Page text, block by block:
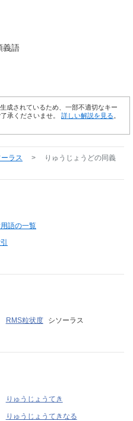
義語
成されているため、一部不適切なキー
承くださいませ。 詳しい解説を見る
ラス > りゅうじょうどの同義
語の一覧
RMS粒状度 シソーラス
りゅうじょうてき
りゅうじょうてきなる